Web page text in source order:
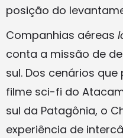
posição do
Companhias aéreas
conta a missão de
sul. Dos cenários
filme sci-fi do
sul da Patagônia, o
experiência de